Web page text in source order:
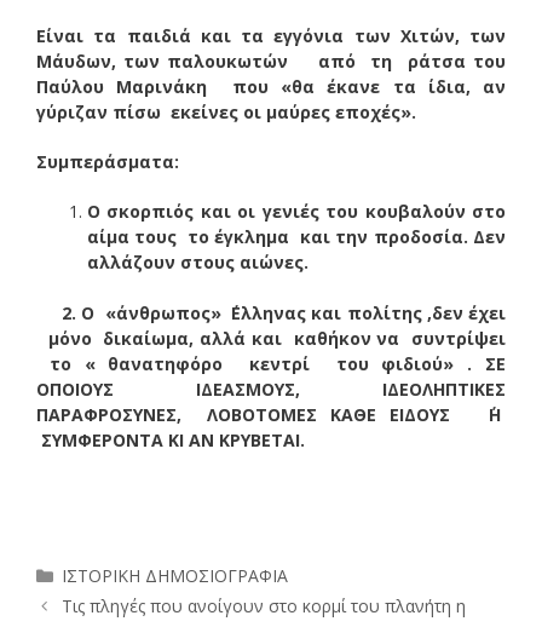
Είναι τα παιδιά και τα εγγόνια των Χιτών, των
Μάυδων, των παλουκωτών από τη ράτσα του
Παύλου Μαρινάκη που «θα έκανε τα ίδια, αν
γύριζαν πίσω εκείνες οι μαύρες εποχές».
Συμπεράσματα:
Ο σκορπιός και οι γενιές του κουβαλούν στο
αίμα τους το έγκλημα και την προδοσία. Δεν
αλλάζουν στους αιώνες.
2. Ο «άνθρωπος» ΄Ελληνας και πολίτης ,δεν έχει
μόνο δικαίωμα, αλλά και καθήκον να συντρίψει
το « θανατηφόρο κεντρί του φιδιού» . ΣΕ
ΟΠΟΙΟΥΣ ΙΔΕΑΣΜΟΥΣ, ΙΔΕΟΛΗΠΤΙΚΕΣ
ΠΑΡΑΦΡΟΣΥΝΕΣ, ΛΟΒΟΤΟΜΕΣ ΚΑΘΕ ΕΙΔΟΥΣ ΄Η
ΣΥΜΦΕΡΟΝΤΑ ΚΙ ΑΝ ΚΡΥΒΕΤΑΙ.
Κατηγορίες
ΙΣΤΟΡΙΚΗ ΔΗΜΟΣΙΟΓΡΑΦΙΑ
Τις πληγές που ανοίγουν στο κορμί του πλανήτη η